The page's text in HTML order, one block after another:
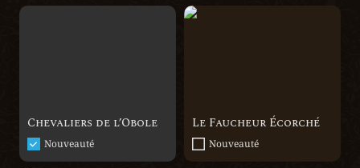
Chevaliers de l’Obole
Nouveauté
Le Faucheur Écorché
Le Faucheur Écorché
Nouveauté